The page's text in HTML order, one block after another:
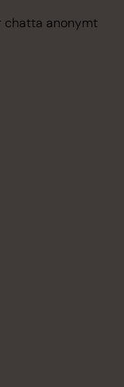
chatta anonymt